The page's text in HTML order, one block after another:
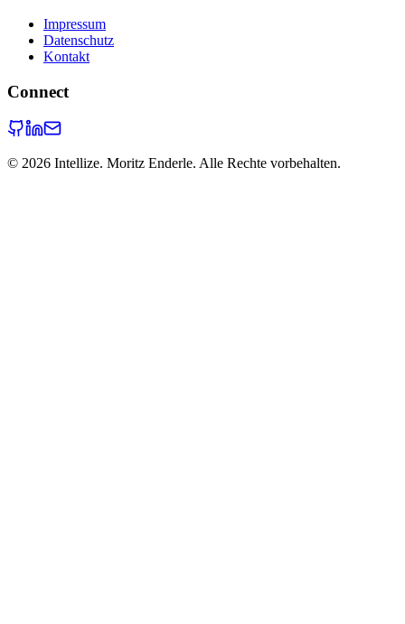
Impressum
Datenschutz
Kontakt
Connect
© 2026 Intellize. Moritz Enderle. Alle Rechte vorbehalten.